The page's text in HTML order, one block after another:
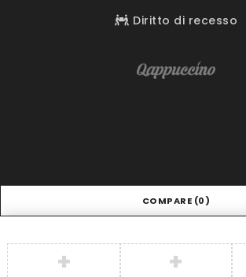
Diritto di recesso
COMPARE (0)